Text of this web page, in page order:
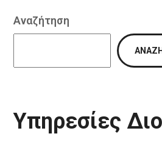
Αναζήτηση
Υπηρεσίες